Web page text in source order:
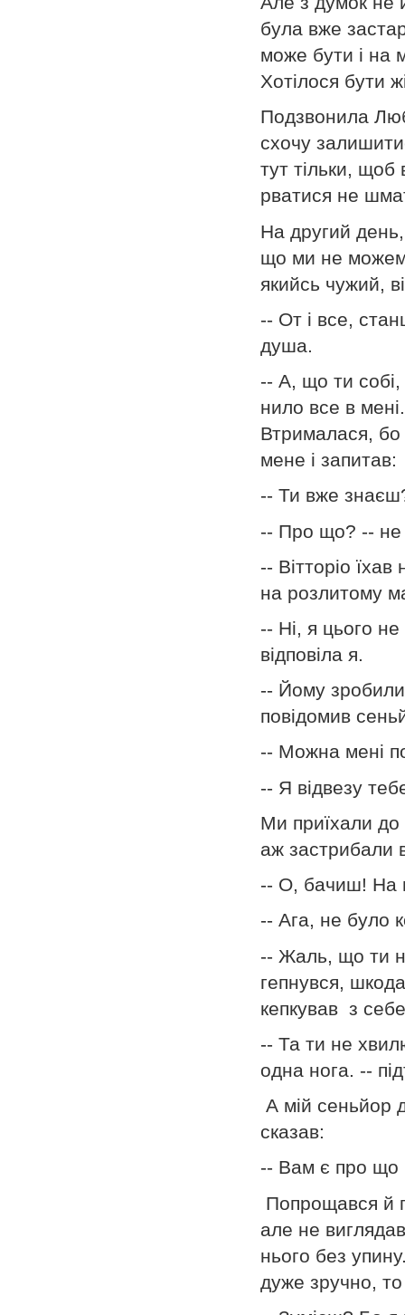
була вже
може бути і на
Хотілося бути
Подзвонила
схочу
тут тільки, щоб
рватися не
На другий
що ми не
якийсь чужий,
-- От і все,
душа.
-- А, що ти
нило все в
Втрималася,
мене і запитав:
-- Ти вже
-- Про що? -- не
-- Вітторіо
на розлитому
-- Ні, я цього
відповіла я.
-- Йому
повідомив
-- Можна мені
-- Я відвезу
Ми приїхали до
аж застрибали
-- О, бачиш! На
-- Ага, не було
-- Жаль, що ти
гепнувся,
кепкував з
-- Та ти не
одна нога. --
А мій сеньйор
сказав:
-- Вам є про що
Попрощався й
але не
нього без
дуже зручно,